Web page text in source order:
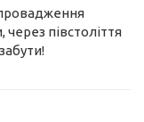
півстоліття